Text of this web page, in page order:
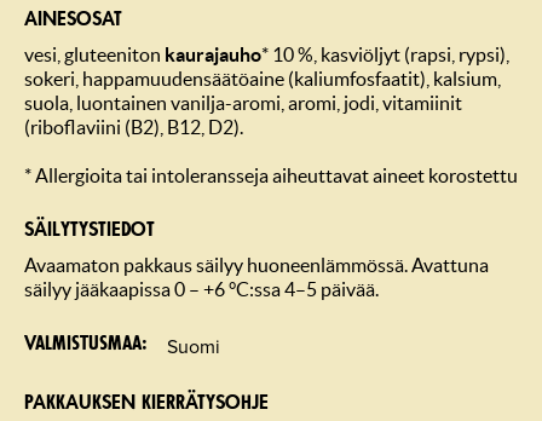
AINESOSAT
vesi, gluteeniton kaurajauho* 10 %, kasviöljyt (rapsi, rypsi),
sokeri, happamuudensäätöaine (kaliumfosfaatit), kalsium,
suola, luontainen vanilja-aromi, aromi, jodi, vitamiinit
(riboflaviini (B2), B12, D2).
* Allergioita tai intoleransseja aiheuttavat aineet korostettu
SÄILYTYSTIEDOT
Avaamaton pakkaus säilyy huoneenlämmössä. Avattuna
säilyy jääkaapissa 0 – +6 °C:ssa 4–5 päivää.
Valmistusmaa Suomi
PAKKAUKSEN KIERRÄTYSOHJE